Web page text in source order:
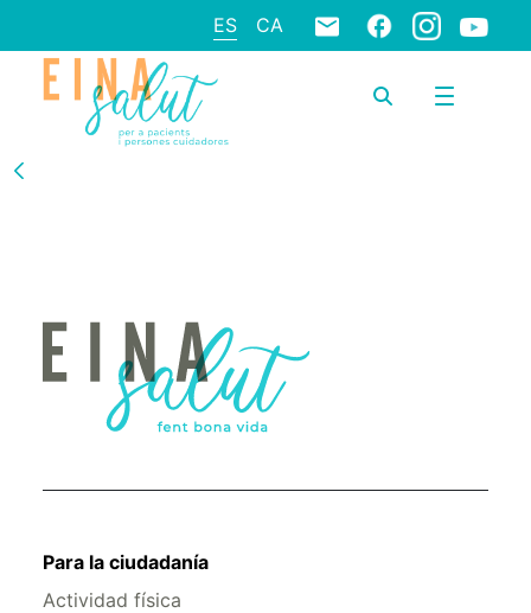
ES CA
Para la ciudadanía
Actividad física